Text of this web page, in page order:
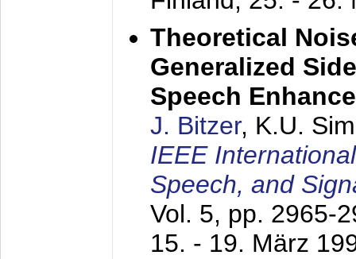
Theoretical
Generalized
Speech
J. Bitzer, K.U.
IEEE
Speech, and
Vol. 5, pp. 2965-
15. - 19. März